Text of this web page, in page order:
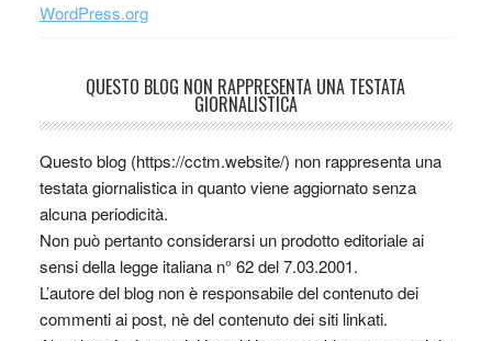
WordPress.org
QUESTO BLOG NON RAPPRESENTA UNA TESTATA
GIORNALISTICA
Questo blog (https://cctm.website/) non rappresenta una
testata giornalistica in quanto viene aggiornato senza
alcuna periodicità.
Non può pertanto considerarsi un prodotto editoriale ai
sensi della legge italiana n° 62 del 7.03.2001.
L’autore del blog non è responsabile del contenuto dei
commenti ai post, nè del contenuto dei siti linkati.